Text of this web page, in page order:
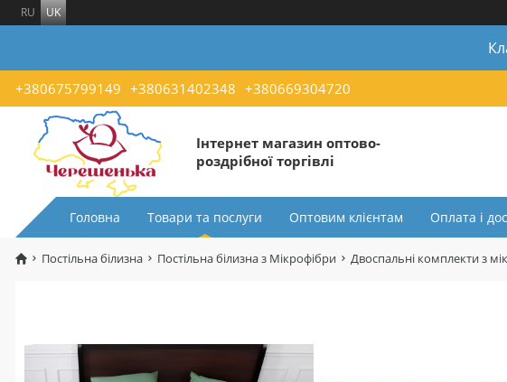
RU UK
+380675799149 +380631402348 +380669304720
Інтернет магазин оптово-
роздрібної торгівлі
Головна Товари та послуги Оптовим клієнтам Оплата і
Постільна білизна Постільна білизна з Мікрофібри Двоспальні комплекти з